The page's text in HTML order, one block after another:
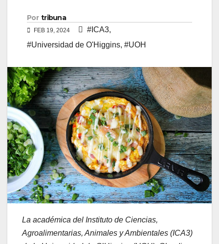
Por tribuna
FEB 19, 2024 #ICA3,
#Universidad de O'Higgins, #UOH
La académica del Instituto de Ciencias,
Agroalimentarias, Animales y Ambientales (ICA3)